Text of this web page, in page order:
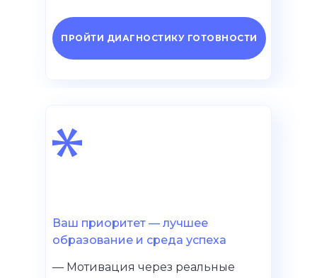
ПРОЙТИ ДИАГНОСТИКУ ГОТОВНОСТИ
— Мотивация через реальные
Ваш приоритет — лучшее
образование и среда успеха